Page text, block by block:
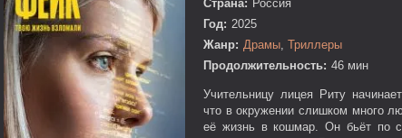
Страна: Россия
Год: 2025
Жанр: Драмы, Триллеры
Продолжительность: 46 мин
Учительницу лицея Риту
что в окружении слишком много
её жизнь в кошмар. Он бьёт по